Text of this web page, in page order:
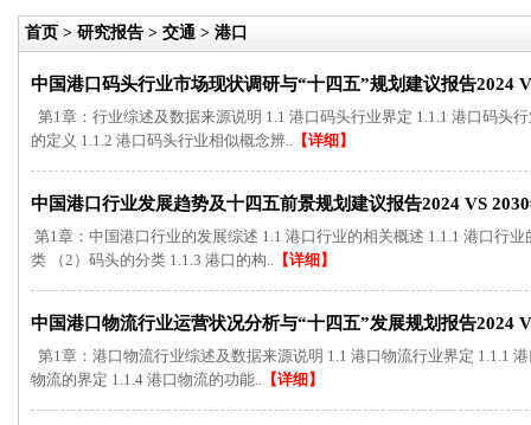
首页 > 研究报告 > 交通 > 港口
中国港口码头行业市场现状调研与“十四五”规划建议报告2024
第1章：行业综述及数据来源说明 1.1 港口码头行业界定 1.1.1 港口码头
的定义 1.1.2 港口码头行业相似概念辨.. 【详细】
中国港口行业发展趋势及十四五前景规划建议报告2024 VS
第1章：中国港口行业的发展综述 1.1 港口行业的相关概述 1.1.1 港口行
类 （2）码头的分类 1.1.3 港口的构.. 【详细】
中国港口物流行业运营状况分析与“十四五”发展规划报告2024
第1章：港口物流行业综述及数据来源说明 1.1 港口物流行业界定 1.1.1
物流的界定 1.1.4 港口物流的功能.. 【详细】